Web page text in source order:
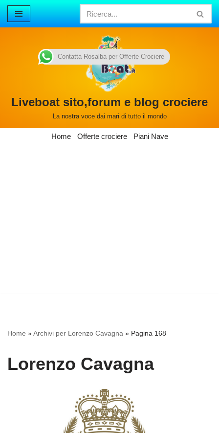
Vai
Liveboat sito,forum e blog crociere
La nostra voce dai mari di tutto il mondo
Home Offerte crociere Piani Nave
Home »Archivi per Lorenzo Cavagna » Pagina 168
Lorenzo Cavagna
Contatta Rosalba per Offerte Crociere